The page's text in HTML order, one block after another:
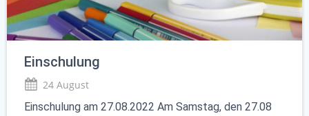
Einschulung
24 August
Einschulung am 27.08.2022 Am Samstag, den 27.08